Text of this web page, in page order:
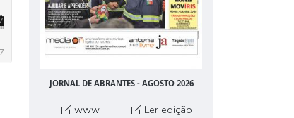
JORNAL DE ABRANTES - AGOSTO 2026
www Ler edição